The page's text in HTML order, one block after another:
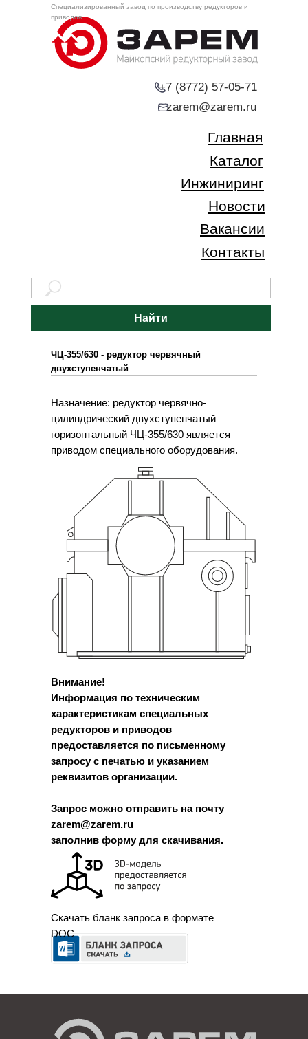
+7 (8772) 57-05-71
Каталог
Инжиниринг
Новости
Главная
Контакты
Вакансии
zarem@zarem.ru
Специализированный завод по производству редукторов и
приводов
Найти
Назначение: редуктор червячно-
цилиндрический двухступенчатый
горизонтальный ЧЦ-355/630 является
приводом специального оборудования.
Скачать бланк запроса в формате
DOC
Внимание!
Информация по техническим
характеристикам специальных
редукторов и приводов
предоставляется по письменному
запросу с печатью и указанием
реквизитов организации.
Запрос можно отправить на почту
zarem@zarem.ru
заполнив форму для скачивания.
ЧЦ-355/630 - редуктор червячный
двухступенчатый